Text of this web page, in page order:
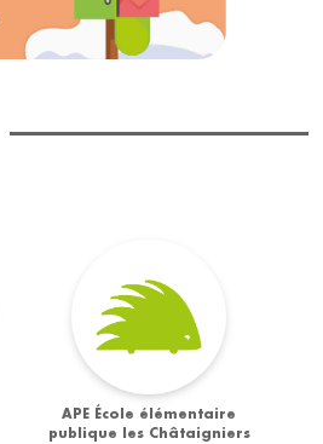
APE École élémentaire
publique les Châtaigniers